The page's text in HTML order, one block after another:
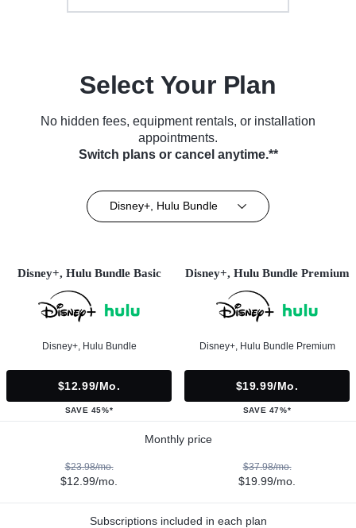
Select Your Plan
No hidden fees, equipment rentals, or installation
appointments.
Switch plans or cancel anytime.**
Disney+, Hulu Bundle
Disney+, Hulu Bundle Basic
Disney+, Hulu Bundle
$12.99/mo.
SAVE 45%*
Disney+, Hulu Bundle Premium
Disney+, Hulu Bundle Premium
$19.99/mo.
SAVE 47%*
Monthly price
$23.98/mo.
$12.99/mo.
$37.98/mo.
$19.99/mo.
Subscriptions included in each plan